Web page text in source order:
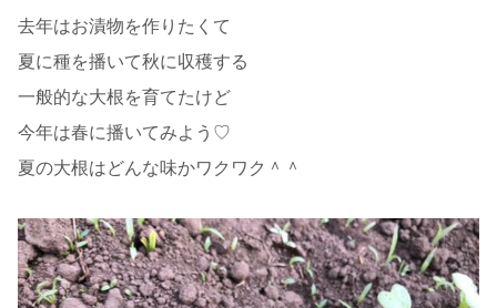
去年はお漬物を作りたくて
夏に種を播いて秋に収穫する
一般的な大根を育てたけど
今年は春に播いてみよう♡
夏の大根はどんな味かワクワク＾＾